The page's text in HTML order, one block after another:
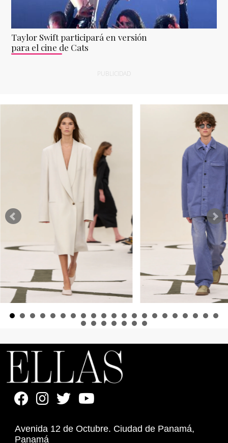
Taylor Swift participará en versión
para el cine de Cats
PUBLICIDAD
Avenida 12 de Octubre. Ciudad de Panamá,
Panamá